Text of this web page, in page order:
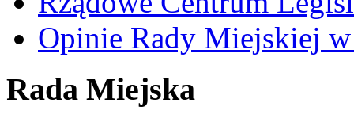
Opinie Rady Miejskiej w
Rada Miejska